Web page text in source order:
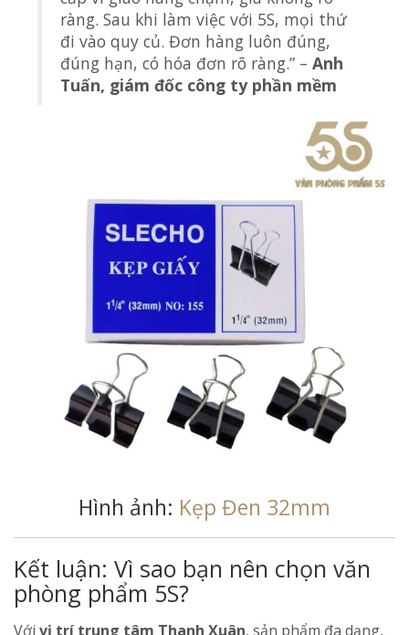
ràng. Sau khi làm việc với 5S, mọi thứ
đi vào quy củ. Đơn hàng luôn đúng,
đúng hạn, có hóa đơn rõ ràng.” –Anh
Tuấn, giám đốc công ty phần mềm
Hình ảnh: Kẹp Đen 32mm
Kết luận: Vì sao bạn nên chọn văn
phòng phẩm 5S?
Với vị trí trung tâm Thanh Xuân, sản phẩm đa dạng,